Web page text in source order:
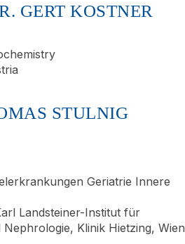
GERT KOSTNER
STULNIG
Geriatrie Innere
Landsteiner-Institut für
Klinik Hietzing, Wien